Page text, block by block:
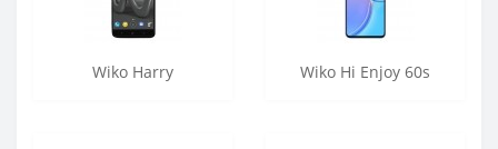
Wiko Harry Wiko Hi Enjoy 60s